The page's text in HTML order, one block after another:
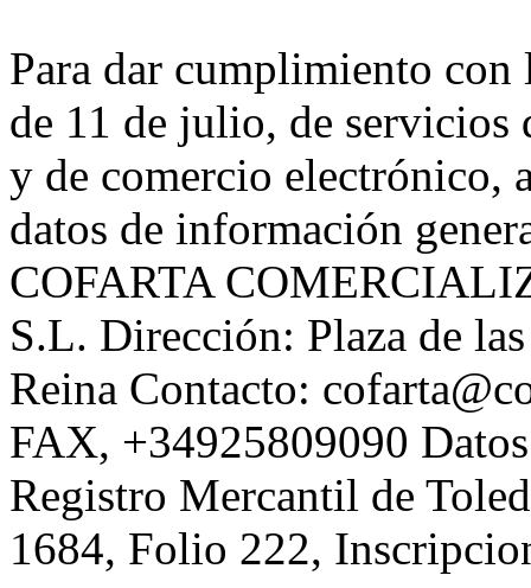
Para dar cumplimiento
de 11 de julio, de servicios
y de comercio electrónico,
datos de información
COFARTA
S.L. Dirección: Plaza de
Reina Contacto:
FAX, +34925809090
Registro Mercantil de
1684, Folio 222,